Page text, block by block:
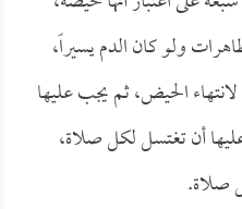
ولو كان الدم يسيراً،
الحيض، ثم يجب عليها
أن تغتسل لكل صلاة،
صلاة.